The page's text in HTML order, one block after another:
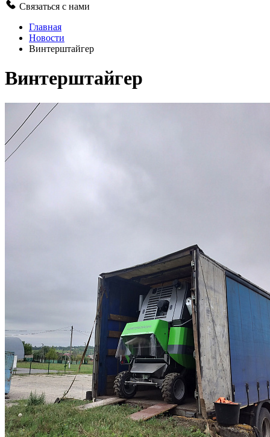
Связаться с нами
Главная
Новости
Винтерштайгер
Винтерштайгер